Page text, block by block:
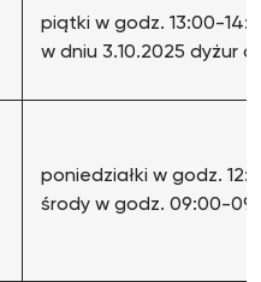
piątki w godz. 13:00-
w dniu 3.10.2025 dyżur
poniedziałki w godz.
środy w godz. 09:00-